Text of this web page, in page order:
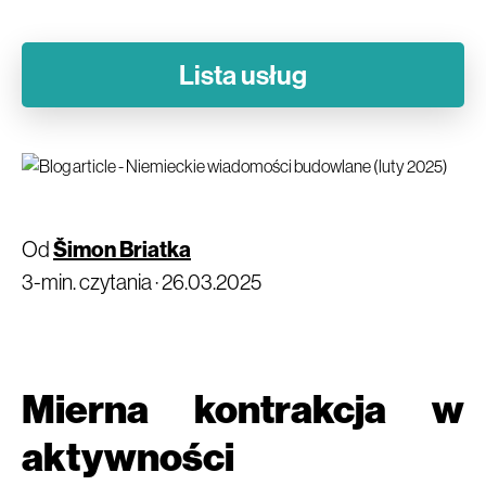
Lista usług
OdŠimon Briatka
3-min. czytania ·26.03.2025
Mierna kontrakcja w
aktywności